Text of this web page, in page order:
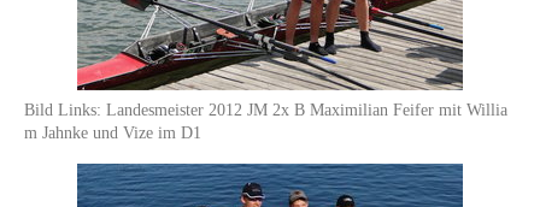
Bild Links: Landesmeister 2012 JM 2x B Maximilian Feifer mit Willia
m Jahnke und Vize im D1